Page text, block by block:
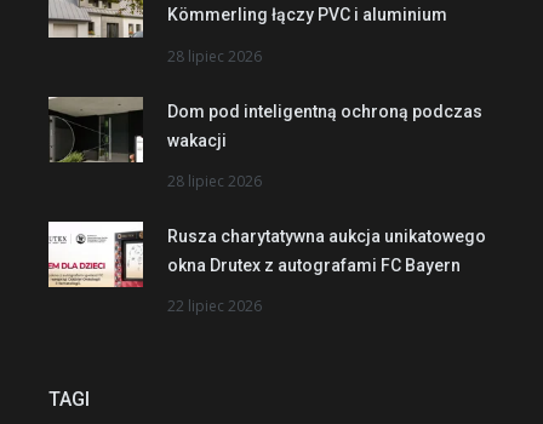
Kömmerling łączy PVC i aluminium
28 lipiec 2026
Dom pod inteligentną ochroną podczas
wakacji
28 lipiec 2026
Rusza charytatywna aukcja unikatowego
okna Drutex z autografami FC Bayern
22 lipiec 2026
TAGI